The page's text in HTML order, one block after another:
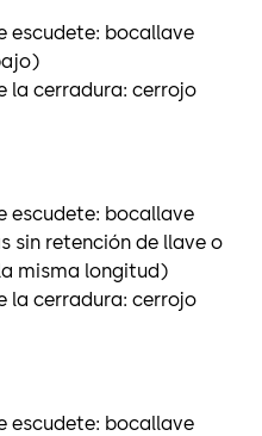
escudete: bocallave
la cerradura: cerrojo
escudete: bocallave
sin retención de llave o
misma longitud)
la cerradura: cerrojo
escudete: bocallave